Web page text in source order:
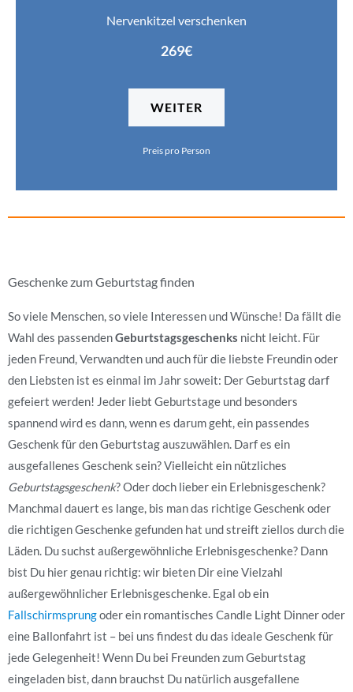
Nervenkitzel verschenken
269€
WEITER
Preis pro Person
Geschenke zum Geburtstag finden
So viele Menschen, so viele Interessen und Wünsche! Da fällt die
Wahl des passendenGeburtstagsgeschenks nicht leicht. Für
jeden Freund, Verwandten und auch für die liebste Freundin oder
den Liebsten ist es einmal im Jahr soweit: Der Geburtstag darf
gefeiert werden! Jeder liebt Geburtstage und besonders
spannend wird es dann, wenn es darum geht, ein passendes
Geschenk für den Geburtstag auszuwählen. Darf es ein
ausgefallenes Geschenk sein? Vielleicht ein nützliches
Geburtstagsgeschenk? Oder doch lieber ein Erlebnisgeschenk?
Manchmal dauert es lange, bis man das richtige Geschenk oder
die richtigen Geschenke gefunden hat und streift ziellos durch die
Läden. Du suchst außergewöhnliche Erlebnisgeschenke? Dann
bist Du hier genau richtig: wir bieten Dir eine Vielzahl
außergewöhnlicher Erlebnisgeschenke. Egal ob ein
Fallschirmsprungoder ein romantisches Candle Light Dinner oder
eine Ballonfahrt ist – bei uns findest du das ideale Geschenk für
jede Gelegenheit! Wenn Du bei Freunden zum Geburtstag
eingeladen bist, dann brauchst Du natürlich ausgefallene